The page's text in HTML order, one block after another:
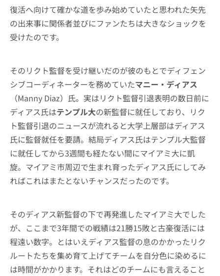
復活へ向けて確かな道を歩み始めていたと思われた矢先
の出来事に関係者並びにファンたちは大きなショックを
受けたのです。
そのリクト監督を受け継いだのが彼のもとでディフェン
シブコーディネーターを務めていたマニー・ディアス
（Manny Diaz）氏。実はリクト監督引退表明の数日前に
ディアス氏はテンプル大の新監督に就任しており、リク
ト監督引退のニュースが流れると大学上層部はディアス
氏に監督就任を要請。結局ディアス氏はテンプル大監督
に就任してから3週間も経たない間にマイアミ大に凱
旋。マイアミ市周辺で生まれ育ったディアス氏にしてみ
ればこれはまたとないチャンスだったのです。
そのディアス新監督の下で再発進したマイアミ大でした
が、ここまで3年間での戦績は21勝15敗と古豪復活には
程遠い数字。とはいえディアス監督の息のかかったリク
ルートたちを集め育て上げてチームを自分色に染めるに
は時間がかかります。それはどのチームにも言えること